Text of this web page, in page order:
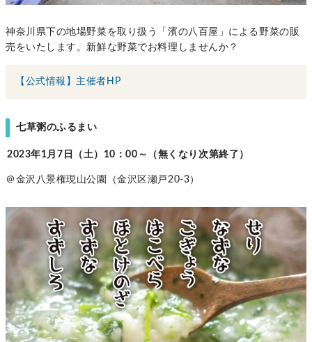
神奈川県下の地場野菜を取り扱う「濱の八百屋」による野菜の販
売をいたします。新鮮な野菜でお料理しませんか？
【公式情報】主催者HP
七草粥のふるまい
2023年1月7日（土）10：00～（無くなり次第終了）
＠金沢八景権現山公園（金沢区瀬戸20-3）